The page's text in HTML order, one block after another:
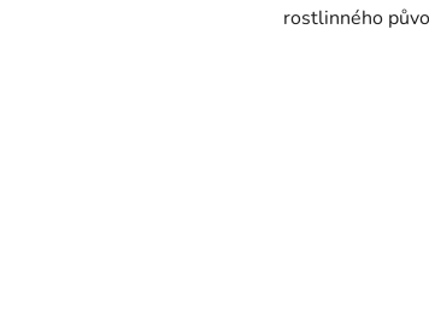
rostlinného